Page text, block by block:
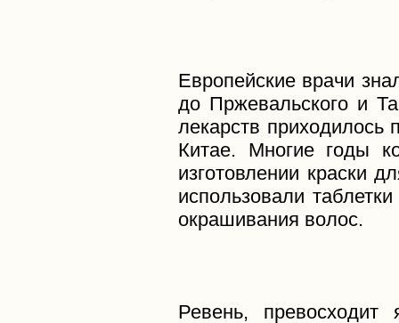
Европейские врачи
до Пржевальского и
лекарств приходилось
Китае. Многие годы
изготовлении краски
использовали
окрашивания волос.
Ревень, превосходит